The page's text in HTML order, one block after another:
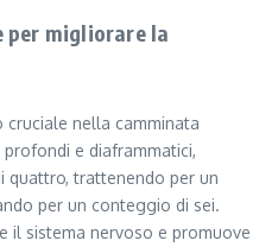
per migliorare la
nella camminata
e diaframmatici,
quattro, trattenendo per un
per un conteggio di sei.
il sistema nervoso e promuove